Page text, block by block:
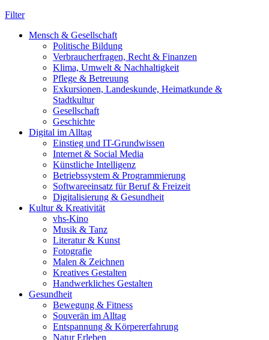
Filter
Mensch & Gesellschaft
Politische Bildung
Verbraucherfragen, Recht & Finanzen
Klima, Umwelt & Nachhaltigkeit
Pflege & Betreuung
Exkursionen, Landeskunde, Heimatkunde &
Stadtkultur
Gesellschaft
Geschichte
Digital im Alltag
Einstieg und IT-Grundwissen
Internet & Social Media
Künstliche Intelligenz
Betriebssystem & Programmierung
Softwareeinsatz für Beruf & Freizeit
Digitalisierung & Gesundheit
Kultur & Kreativität
vhs-Kino
Musik & Tanz
Literatur & Kunst
Fotografie
Malen & Zeichnen
Kreatives Gestalten
Handwerkliches Gestalten
Gesundheit
Bewegung & Fitness
Souverän im Alltag
Entspannung & Körpererfahrung
Natur Erleben